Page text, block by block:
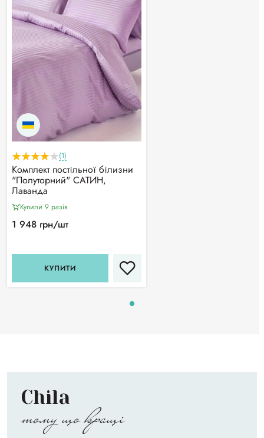
(1)
Комплект постільної білизни
"Полуторний" САТИН,
Лаванда
Купили 9 разiв
1 948 грн/шт
КУПИТИ
Chila
тому що кращі